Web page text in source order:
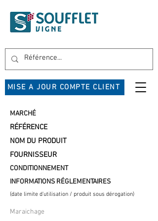
MISE A JOUR COMPTE CLIENT
MARCHÉ
RÉFÉRENCE
NOM DU PRODUIT
FOURNISSEUR
CONDITIONNEMENT
INFORMATIONS RÉGLEMENTAIRES
(date limite d'utilisation / produit sous dérogation)
Maraichage